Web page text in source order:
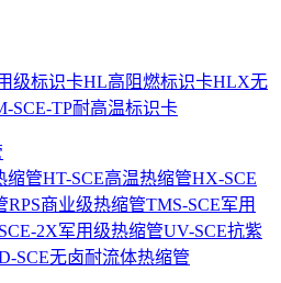
级标识卡HL高阻燃标识卡HLX无
SCE-TP耐高温标识卡
缩管HT-SCE高温热缩管HX-SCE
RPS商业级热缩管TMS-SCE军用
2X军用级热缩管UV-SCE抗紫
SCE无卤耐流体热缩管